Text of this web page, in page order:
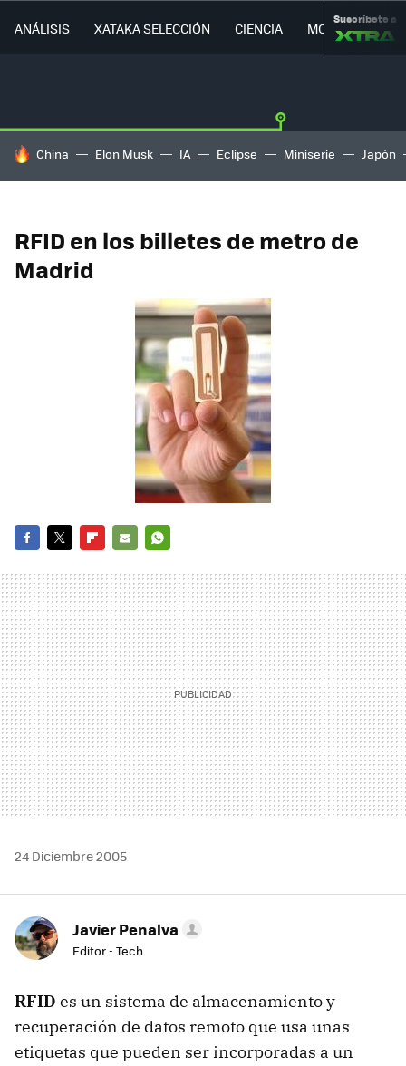
ANÁLISIS XATAKA SELECCIÓN CIENCIA MOVILIDAD
Suscríbete a
HOY SE HABLA DE
China Elon Musk IA Eclipse Miniserie Japón
RFID en los billetes de metro de
Madrid
MAIL
24 Diciembre 2005
Javier Penalva
Editor - Tech
RFID es un sistema de almacenamiento y
recuperación de datos remoto que usa unas
etiquetas que pueden ser incorporadas a un